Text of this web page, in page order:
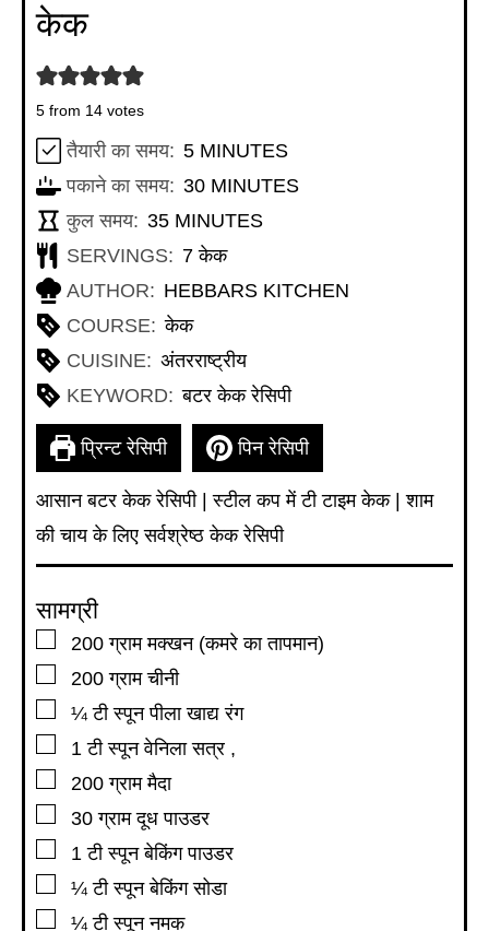
केक
5 from 14 votes
तैयारी का समय: 5MINUTES
MINUTES
पकाने का समय: 30MINUTES
MINUTES
कुल समय: 35MINUTES
MINUTES
SERVINGS: 7 केक
AUTHOR: HEBBARS KITCHEN
COURSE: केक
CUISINE: अंतरराष्ट्रीय
KEYWORD: बटर केक रेसिपी
प्रिन्ट रेसिपी पिन रेसिपी
आसान बटर केक रेसिपी | स्टील कप में टी टाइम केक | शाम
की चाय के लिए सर्वश्रेष्ठ केक रेसिपी
सामग्री
▢
200 ग्राममक्खन (कमरे का तापमान)
▢
200 ग्रामचीनी
▢
¼ टी स्पूनपीला खाद्य रंग
▢
1 टी स्पूनवेनिला सत्र ,
▢
200 ग्राममैदा
▢
30 ग्रामदूध पाउडर
▢
1 टी स्पूनबेकिंग पाउडर
▢
¼ टी स्पूनबेकिंग सोडा
▢
¼ टी स्पूननमक